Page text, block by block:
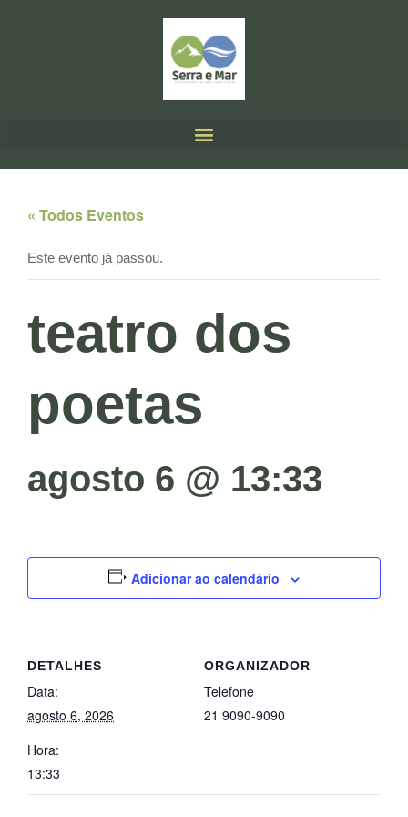
« Todos Eventos
Este evento já passou.
teatro dos
poetas
agosto 6 @ 13:33
Adicionar ao calendário
DETALHES
Data:
agosto 6, 2026
Hora:
13:33
ORGANIZADOR
Telefone
21 9090-9090